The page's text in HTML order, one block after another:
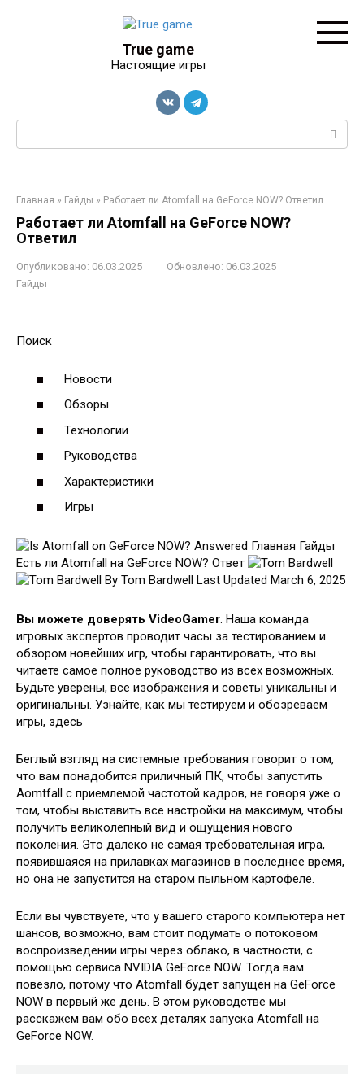
True game
Настоящие игры
Поиск:
Главная » Гайды » Работает ли Atomfall на GeForce NOW? Ответил
Работает ли Atomfall на GeForce NOW?
Ответил
Опубликовано: 06.03.2025 Обновлено: 06.03.2025
Гайды
Поиск
Новости
Обзоры
Технологии
Руководства
Характеристики
Игры
Главная Гайды
Есть ли Atomfall на GeForce NOW? Ответ
By Tom Bardwell Last Updated March 6, 2025
Вы можете доверять VideoGamer. Наша команда
игровых экспертов проводит часы за тестированием и
обзором новейших игр, чтобы гарантировать, что вы
читаете самое полное руководство из всех возможных.
Будьте уверены, все изображения и советы уникальны и
оригинальны. Узнайте, как мы тестируем и обозреваем
игры, здесь
Беглый взгляд на системные требования говорит о том,
что вам понадобится приличный ПК, чтобы запустить
Aomtfall с приемлемой частотой кадров, не говоря уже о
том, чтобы выставить все настройки на максимум, чтобы
получить великолепный вид и ощущения нового
поколения. Это далеко не самая требовательная игра,
появившаяся на прилавках магазинов в последнее время,
но она не запустится на старом пыльном картофеле.
Если вы чувствуете, что у вашего старого компьютера нет
шансов, возможно, вам стоит подумать о потоковом
воспроизведении игры через облако, в частности, с
помощью сервиса NVIDIA GeForce NOW. Тогда вам
повезло, потому что Atomfall будет запущен на GeForce
NOW в первый же день. В этом руководстве мы
расскажем вам обо всех деталях запуска Atomfall на
GeForce NOW.